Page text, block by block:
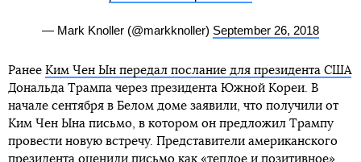
— Mark Knoller (@markknoller) September 26, 2018
Ранее Ким Чен Ын передал послание для президента США
Дональда Трампа через президента Южной Кореи. В
начале сентября в Белом доме заявили, что получили от
Ким Чен Ына письмо, в котором он предложил Трампу
провести новую встречу. Представители американского
президента оценили письмо как «теплое и позитивное».